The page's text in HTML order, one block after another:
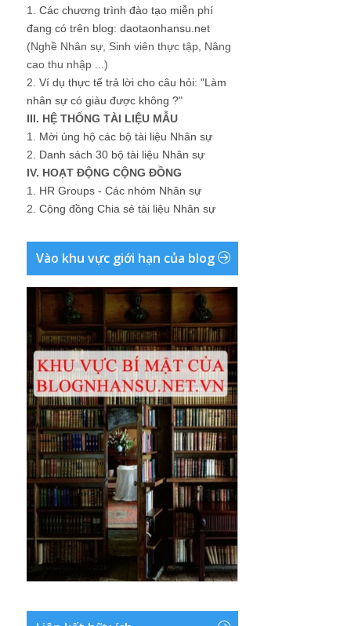
1. Các chương trình đào tạo miễn phí
đang có trên blog: daotaonhansu.net
(Nghề Nhân sự, Sinh viên thực tập, Nâng
cao thu nhập ...)
2. Ví dụ thực tế trả lời cho câu hỏi: "Làm
nhân sự có giàu được không ?"
III. HỆ THỐNG TÀI LIỆU MẪU
1. Mời ủng hộ các bộ tài liệu Nhân sự
2. Danh sách 30 bộ tài liệu Nhân sự
IV. HOẠT ĐỘNG CỘNG ĐỒNG
1. HR Groups - Các nhóm Nhân sự
2. Cộng đồng Chia sẻ tài liệu Nhân sự
Vào khu vực giới hạn của blog